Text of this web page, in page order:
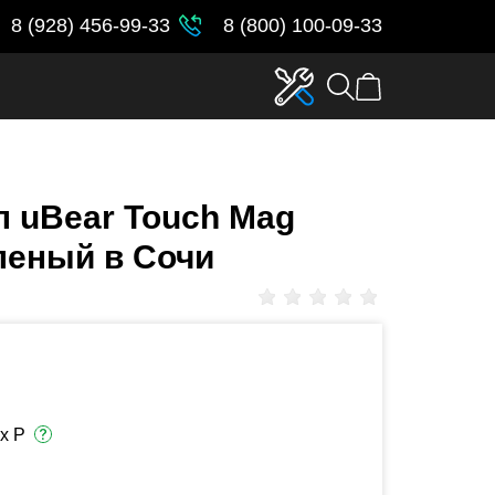
8 (928) 456-99-33 8 (800) 100-09-33
uBear Touch Mag
в Сочи
Р